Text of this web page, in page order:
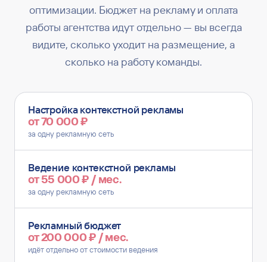
оптимизации. Бюджет на рекламу и оплата
работы агентства идут отдельно — вы всегда
видите, сколько уходит на размещение, а
сколько на работу команды.
Настройка контекстной рекламы
от 70 000 ₽
за одну рекламную сеть
Ведение контекстной рекламы
от 55 000 ₽ / мес.
за одну рекламную сеть
Рекламный бюджет
от 200 000 ₽ / мес.
идёт отдельно от стоимости ведения